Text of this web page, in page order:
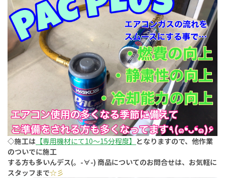
◇施工は 【専用機材にて10〜15分程度】 となりますので、他作業
のついでに施工
する方も多いんデス(。-∀-) 商品についてのお問合せは、お気軽に
スタッフまで☆彡